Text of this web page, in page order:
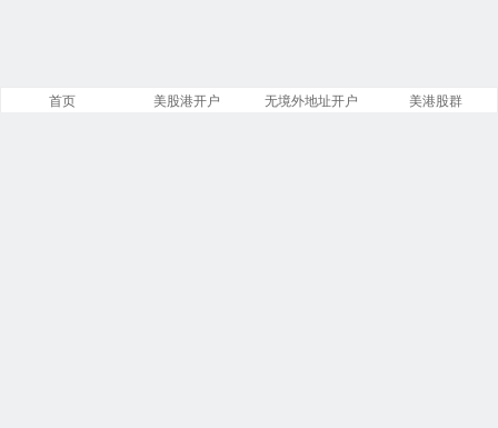
首页 美股港开户 无境外地址开户 美港股群